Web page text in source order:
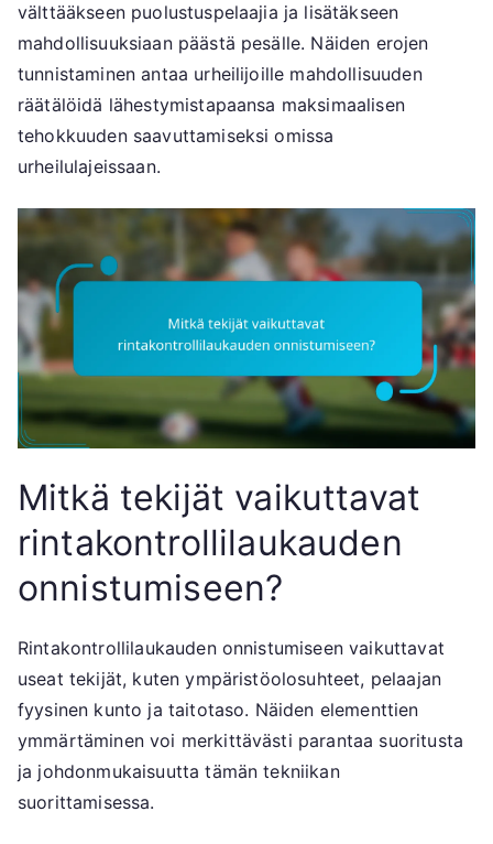
välttääkseen puolustuspelaajia ja lisätäkseen
mahdollisuuksiaan päästä pesälle. Näiden erojen
tunnistaminen antaa urheilijoille mahdollisuuden
räätälöidä lähestymistapaansa maksimaalisen
tehokkuuden saavuttamiseksi omissa
urheilulajeissaan.
Mitkä tekijät vaikuttavat
rintakontrollilaukauden
onnistumiseen?
Rintakontrollilaukauden onnistumiseen vaikuttavat
useat tekijät, kuten ympäristöolosuhteet, pelaajan
fyysinen kunto ja taitotaso. Näiden elementtien
ymmärtäminen voi merkittävästi parantaa suoritusta
ja johdonmukaisuutta tämän tekniikan
suorittamisessa.